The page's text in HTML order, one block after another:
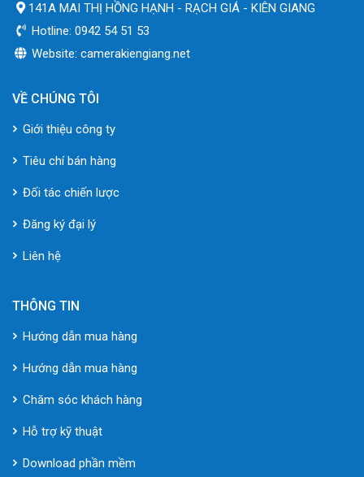
141A MAI THỊ HỒNG HẠNH - RẠCH GIÁ - KIÊN GIANG
Hotline: 0942 54 51 53
Website: camerakiengiang.net
VỀ CHÚNG TÔI
Giới thiệu công ty
Tiêu chí bán hàng
Đối tác chiến lược
Đăng ký đại lý
Liên hệ
THÔNG TIN
Hướng dẫn mua hàng
Hướng dẫn mua hàng
Chăm sóc khách hàng
Hỗ trợ kỹ thuật
Download phần mềm